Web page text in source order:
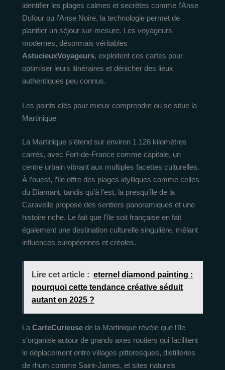
identifier les plages calmes et secrètes comme l’Anse
Dufour ou l’Anse Noire, la technologie permet de
planifier un séjour sur-mesure. Les voyageurs
modernes, désormais véritables
AstucieuxVoyageurs, exploitent ces cartes pour
optimiser leurs itinéraires et dénicher des lieux
authentiques peu connus.
Les points clés pour mieux comprendre où se situe la
Martinique
La Martinique s’étend sur environ 1 128 kilomètres
carrés, avec Fort-de-France comme capitale, un
centre urbain vibrant aux multiples facettes culturelles.
À l’ouest, l’île offre des plages idylliques comme celles
du Diamant, tandis qu’à l’est, la presqu’île de la
Caravelle propose des sentiers panoramiques et une
histoire riche. Le fait que l’île soit française en fait
également une destination culturelle singulière, mêlant
influences européennes et créoles.
Lire cet article : eternel diamond painting :
pourquoi cette tendance créative séduit
autant en 2025 ?
La CarteCurieuse de la Martinique révèle que l’île
s’organise autour de grands axes routiers qui facilitent
le déplacement entre villages pittoresques, distilleries
de rhum comme Saint-James, et sites naturels